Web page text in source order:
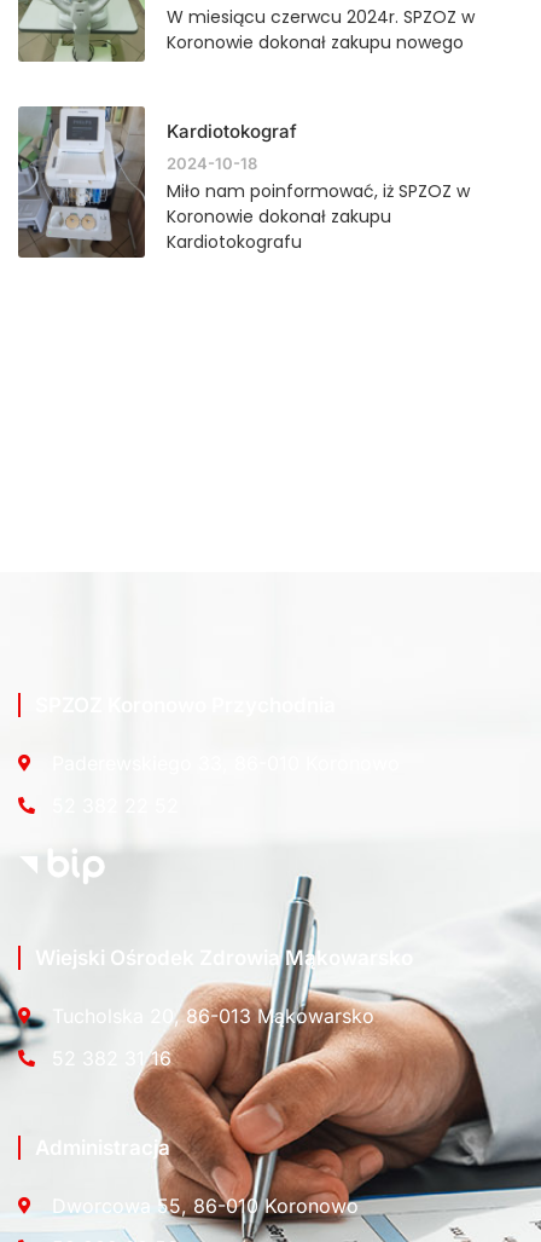
W miesiącu czerwcu 2024r. SPZOZ w
Koronowie dokonał zakupu nowego
Kardiotokograf
2024-10-18
Miło nam poinformować, iż SPZOZ w
Koronowie dokonał zakupu
Kardiotokografu
Wiejski Ośrodek Zdrowia Mąkowarsko
Tucholska 20, 86-013 Mąkowarsko
52 382 31 16
Administracja
Dworcowa 55, 86-010 Koronowo